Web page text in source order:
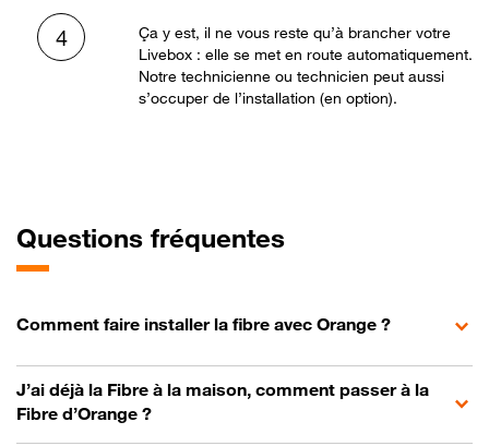
4
Ça y est, il ne vous reste qu’à brancher votre
Livebox : elle se met en route automatiquement.
Notre technicienne ou technicien peut aussi
s’occuper de l’installation (en option).
Questions fréquentes
Comment faire installer la fibre avec Orange ?
J’ai déjà la Fibre à la maison, comment passer à la
Fibre d’Orange ?